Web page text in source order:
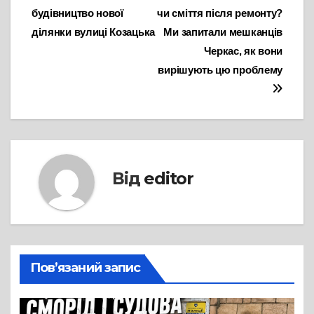
записів
чи сміття після ремонту?
Ми запитали мешканців
Черкас, як вони
вирішують цю проблему
будівництво нової
ділянки вулиці Козацька
Від editor
Пов’язаний запис